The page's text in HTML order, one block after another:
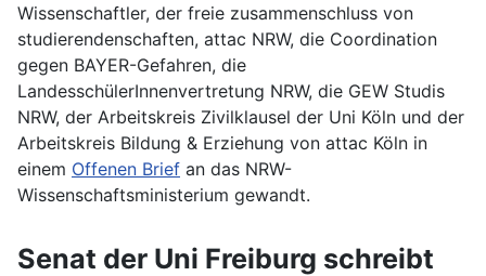
Wissenschaftler, der freie zusammenschluss von
studierendenschaften, attac NRW, die Coordination
gegen BAYER-Gefahren, die
LandesschülerInnenvertretung NRW, die GEW Studis
NRW, der Arbeitskreis Zivilklausel der Uni Köln und der
Arbeitskreis Bildung & Erziehung von attac Köln in
einem Offenen Brief an das NRW-
Wissenschaftsministerium gewandt.
Senat der Uni Freiburg schreibt